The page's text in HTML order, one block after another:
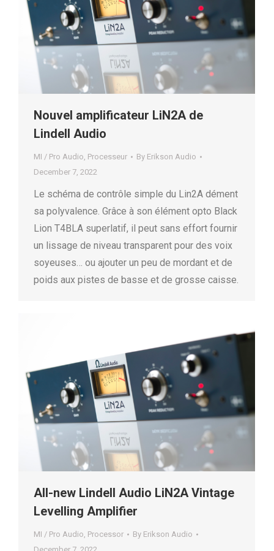
Nouvel amplificateur LiN2A de
Lindell Audio
MI / Pro Audio, Processeur By Erikson Audio
December 7, 2022
Le schéma de contrôle simple du Lin2A dément
sa polyvalence. Grâce à son élément opto Black
Lion T4BLA superlatif, il peut sans effort fournir
un lissage de niveau transparent pour des voix
soyeuses… ou ajouter un peu de mordant et de
poids aux pistes de basse et de grosse caisse.
All-new Lindell Audio LiN2A Vintage
Levelling Amplifier
MI / Pro Audio, Processor By Erikson Audio